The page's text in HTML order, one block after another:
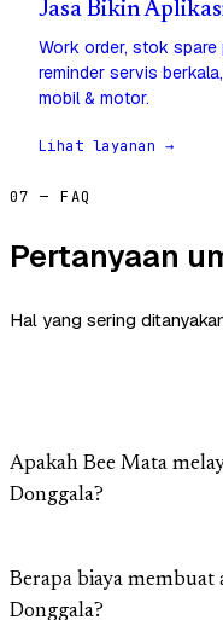
Jasa Bikin
Work order, stok spare
reminder servis
mobil & motor.
Lihat layanan →
07 — FAQ
Pertanyaan
Hal yang sering
Apakah Bee Mata
Donggala?
Berapa biaya membuat
Donggala?